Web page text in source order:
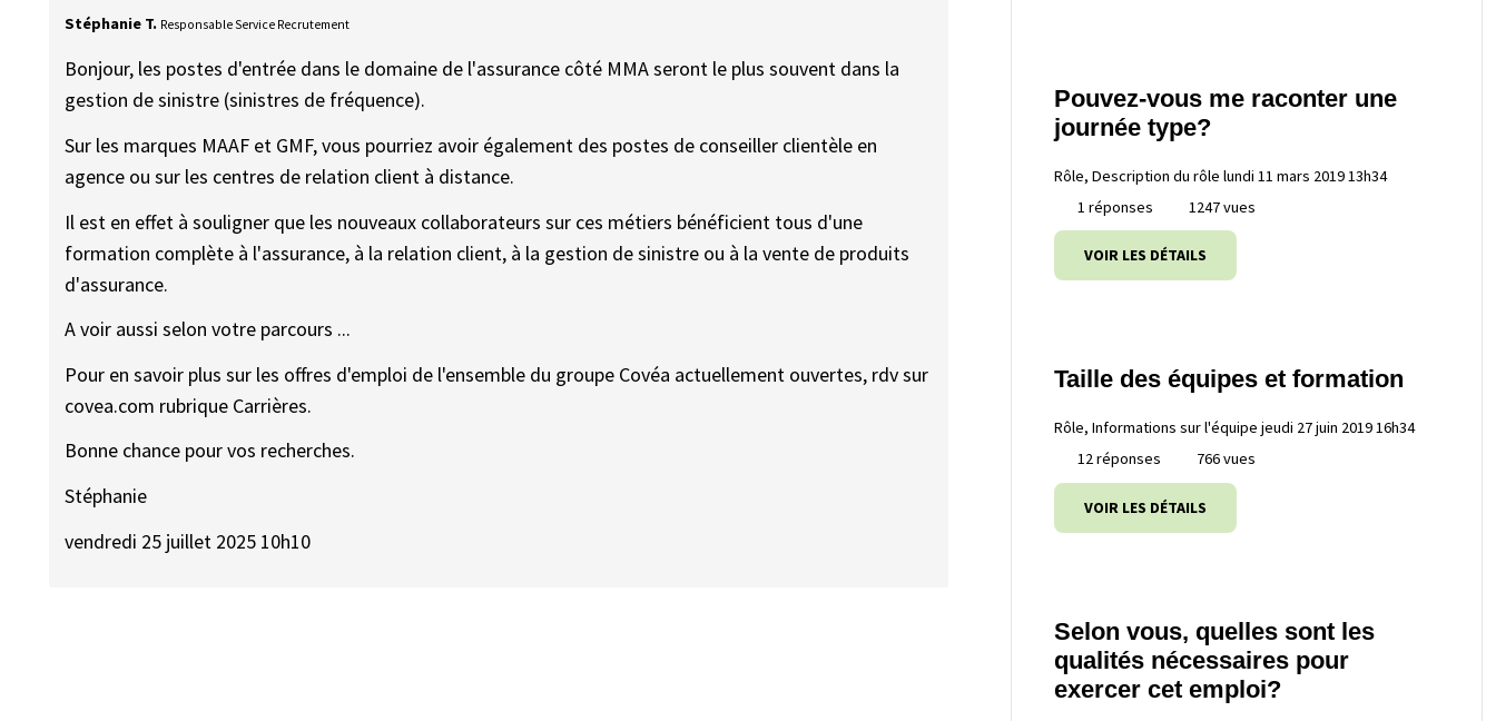
Stéphanie T. Responsable Service Recrutement
Bonjour, les postes d'entrée dans le domaine de l'assurance côté MMA seront le plus souvent dans la
gestion de sinistre (sinistres de fréquence).
Sur les marques MAAF et GMF, vous pourriez avoir également des postes de conseiller clientèle en
agence ou sur les centres de relation client à distance.
Il est en effet à souligner que les nouveaux collaborateurs sur ces métiers bénéficient tous d'une
formation complète à l'assurance, à la relation client, à la gestion de sinistre ou à la vente de produits
d'assurance.
A voir aussi selon votre parcours ...
Pour en savoir plus sur les offres d'emploi de l'ensemble du groupe Covéa actuellement ouvertes, rdv sur
covea.com rubrique Carrières.
Bonne chance pour vos recherches.
Stéphanie
vendredi 25 juillet 2025 10h10
Pouvez-vous me raconter une
journée type?
Rôle, Description du rôle lundi 11 mars 2019 13h34
1 réponses
1247 vues
VOIR LES DÉTAILS
Taille des équipes et formation
Rôle, Informations sur l'équipe jeudi 27 juin 2019 16h34
12 réponses
766 vues
VOIR LES DÉTAILS
Selon vous, quelles sont les
qualités nécessaires pour
exercer cet emploi?